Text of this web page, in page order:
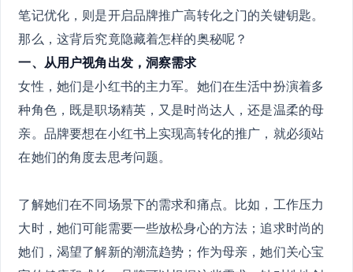
笔记优化，则是开启品牌推广高转化之门的关键钥匙。
那么，这背后究竟隐藏着怎样的奥秘呢？
一、从用户视角出发，洞察需求
女性，她们是小红书的主力军。她们在生活中扮演着多
种角色，既是职场精英，又是时尚达人，还是温柔的母
亲。品牌要想在小红书上实现高转化的推广，就必须站
在她们的角度去思考问题。
了解她们在不同场景下的需求和痛点。比如，工作压力
大时，她们可能需要一些放松身心的方法；追求时尚的
她们，渴望了解新的潮流趋势；作为母亲，她们关心宝